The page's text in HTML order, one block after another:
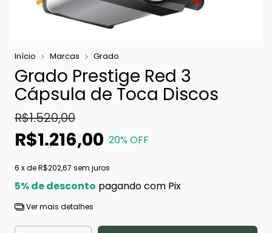
Início Marcas Grado
Grado Prestige Red 3
Cápsula de Toca Discos
R$1.520,00
R$1.216,00 20% OFF
6 x deR$202,67 sem juros
5% de desconto pagando com Pix
Ver mais detalhes